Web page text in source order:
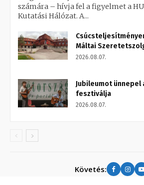
számára – hívja fel a figyelmet a
Kutatási Hálózat. A...
Máltai
2026.08.07.
Jubileumot ünnepel
fesztiválja
2026.08.07.
Követés: